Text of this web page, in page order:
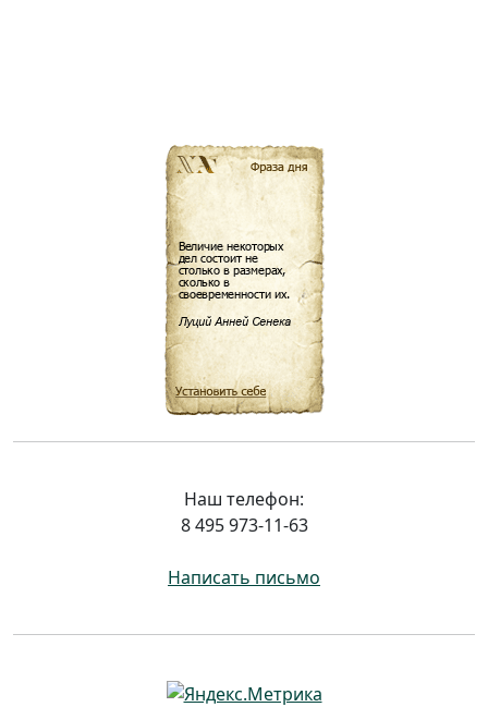
Наш телефон:
8 495 973-11-63
Написать письмо